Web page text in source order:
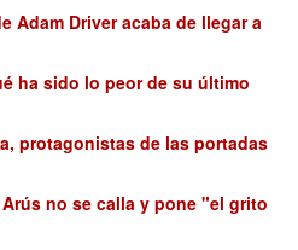
Adam Driver acaba de llegar a
ha sido lo peor de su último
protagonistas de las portadas
no se calla y pone "el grito